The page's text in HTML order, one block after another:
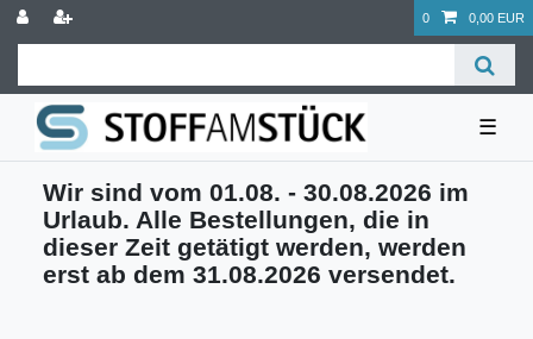
0 0,00 EUR
☰
Wir sind vom 01.08. - 30.08.2026 im
Urlaub. Alle Bestellungen, die in
dieser Zeit getätigt werden, werden
erst ab dem 31.08.2026 versendet.